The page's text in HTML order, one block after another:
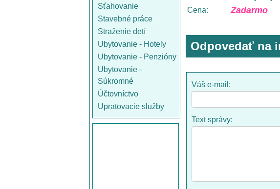
Sťahovanie
Stavebné práce
Straženie detí
Ubytovanie - Hotely
Ubytovanie - Penzióny
Ubytovanie -
Súkromné
Účtovníctvo
Upratovacie služby
Cena:
Zadarmo
Odpovedať na
Váš e-mail:
Text správy: